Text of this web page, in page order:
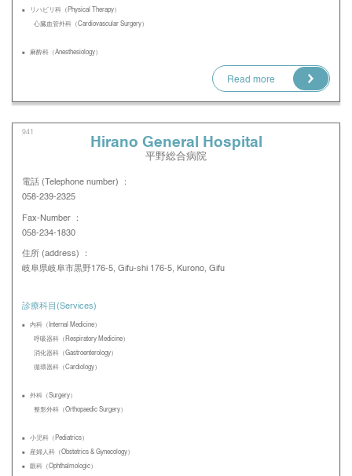
リハビリ科（Physical Therapy）
心臓血管外科（Cardiovascular Surgery）
麻酔科（Anesthesiology）
Read more
941
Hirano General Hospital
平野総合病院
電話 (Telephone number) ：
058-239-2325
Fax-Number ：
058-234-1830
住所 (address) ：
岐阜県岐阜市黒野176-5, Gifu-shi 176-5, Kurono, Gifu
診療科目(Services)
内科（Internal Medicine）
呼吸器科（Respiratory Medicine）
消化器科（Gastroenterology）
循環器科（Cardiology）
外科（Surgery）
整形外科（Orthopaedic Surgery）
小児科（Pediatrics）
産婦人科（Obstetrics & Gynecology）
眼科（Ophthalmologic）